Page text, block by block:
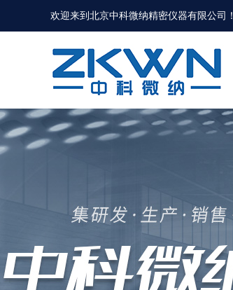
欢迎来到北京中科微纳精密仪器有限公司！